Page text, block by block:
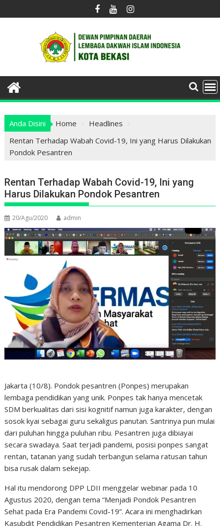
to
Anda Disini Home
Headlines
Rentan Terhadap Wabah Covid-19, Ini yang Harus Dilakukan
Pondok Pesantren
Rentan Terhadap Wabah Covid-19, Ini yang
Harus Dilakukan Pondok Pesantren
20/Agu/2020 admin
Jakarta (10/8). Pondok pesantren (Ponpes) merupakan
lembaga pendidikan yang unik. Ponpes tak hanya mencetak
SDM berkualitas dari sisi kognitif namun juga karakter, dengan
sosok kyai sebagai guru sekaligus panutan. Santrinya pun mulai
dari puluhan hingga puluhan ribu. Pesantren juga dibiayai
secara swadaya. Saat terjadi pandemi, posisi ponpes sangat
rentan, tatanan yang sudah terbangun selama ratusan tahun
bisa rusak dalam sekejap.
Hal itu mendorong DPP LDII menggelar webinar pada 10
Agustus 2020, dengan tema “Menjadi Pondok Pesantren
Sehat pada Era Pandemi Covid-19”. Acara ini menghadirkan
Kasubdit Pendidikan Pesantren Kementerian Agama Dr. H.